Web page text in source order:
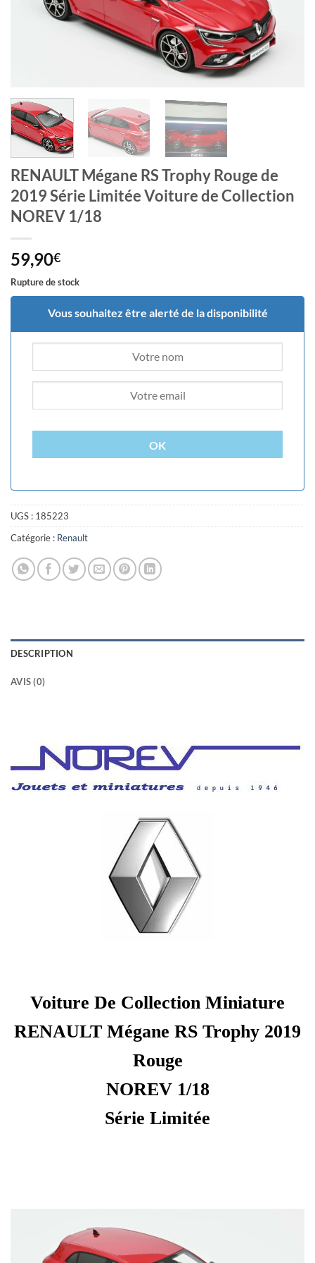
RENAULT Mégane RS Trophy Rouge de
2019 Série Limitée Voiture de Collection
NOREV 1/18
59,90€
Rupture de stock
Vous souhaitez être alerté de la disponibilité
OK
UGS : 185223
Catégorie : Renault
DESCRIPTION
AVIS (0)
Voiture De Collection Miniature
RENAULT Mégane RS Trophy 2019
Rouge
NOREV 1/18
Série Limitée